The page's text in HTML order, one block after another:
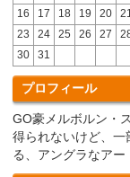
16
17 18 19 20 21
23
24 25 26 27
30
31
プロフィール
GO豪メルボルン・
得られないけど、
る、アングラなアー